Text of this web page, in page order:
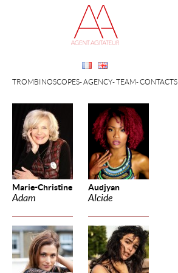
Marie-Christine
Adam
Audjyan
Alcide
TROMBINOSCOPES AGENCY TEAM CONTACTS